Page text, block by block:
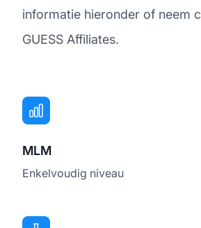
informatie hieronder of neem
GUESS Affiliates.
MLM
Enkelvoudig niveau